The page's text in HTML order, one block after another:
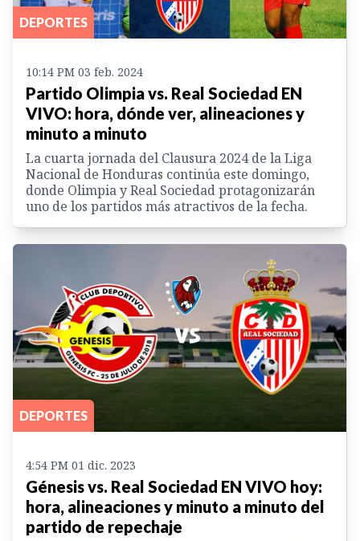
DEPORTES
10:14 PM 03 feb. 2024
Partido Olimpia vs. Real Sociedad EN
VIVO: hora, dónde ver, alineaciones y
minuto a minuto
La cuarta jornada del Clausura 2024 de la Liga
Nacional de Honduras continúa este domingo,
donde Olimpia y Real Sociedad protagonizarán
uno de los partidos más atractivos de la fecha.
DEPORTES
4:54 PM 01 dic. 2023
Génesis vs. Real Sociedad EN VIVO hoy:
hora, alineaciones y minuto a minuto del
partido de repechaje